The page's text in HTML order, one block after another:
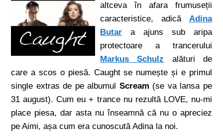
altceva în afara frumuseții
caracteristice, adică Adina
Butar a ajuns sub aripa
protectoare a trancerului
Markus Schulz alături de
care a scos o piesă. Caught se numește și e primul
single extras de pe albumul Scream (se va lansa pe
31 august). Cum eu + trance nu rezultă LOVE, nu-mi
place piesa, dar asta nu înseamnă că nu o apreciez
pe Aimi, așa cum era cunoscută Adina la noi.